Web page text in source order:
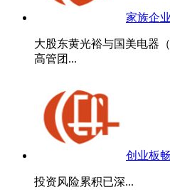
家族企
大股东黄光裕与国美电器
高管团...
创业板
投资风险累积已深...